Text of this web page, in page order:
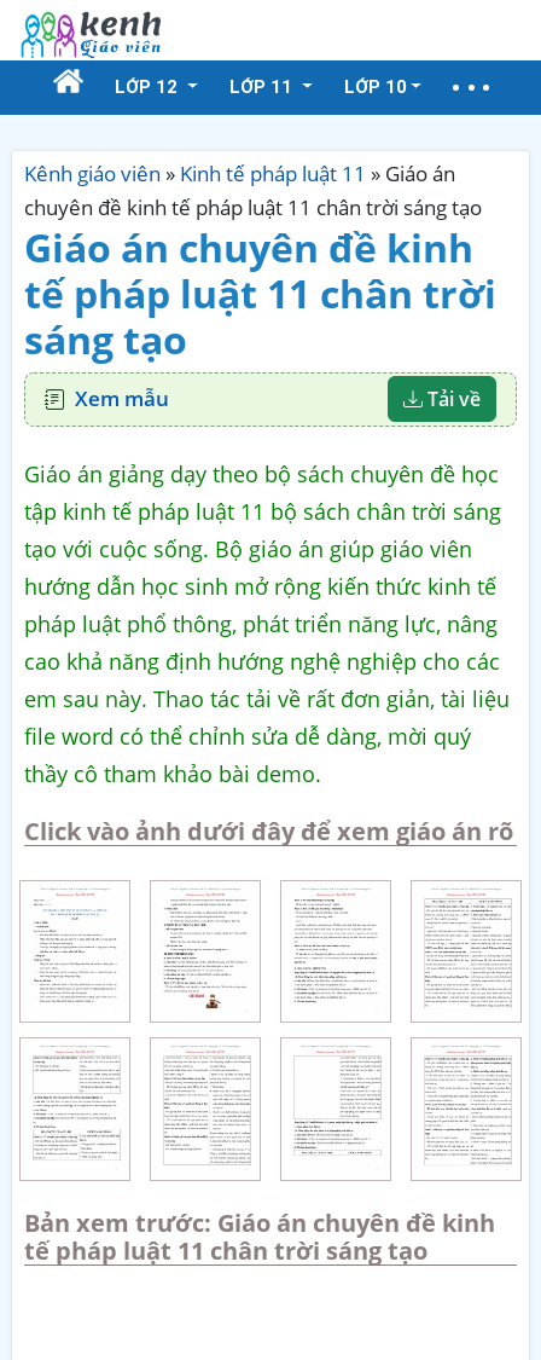
LỚP 12 LỚP 11 LỚP 10
Kênh giáo viên » Kinh tế pháp luật 11 » Giáo án
chuyên đề kinh tế pháp luật 11 chân trời sáng tạo
Giáo án chuyên đề kinh
tế pháp luật 11 chân trời
sáng tạo
Xem mẫu Tải về
Giáo án giảng dạy theo bộ sách chuyên đề học
tập kinh tế pháp luật 11 bộ sách chân trời sáng
tạo với cuộc sống. Bộ giáo án giúp giáo viên
hướng dẫn học sinh mở rộng kiến thức kinh tế
pháp luật phổ thông, phát triển năng lực, nâng
cao khả năng định hướng nghệ nghiệp cho các
em sau này. Thao tác tải về rất đơn giản, tài liệu
file word có thể chỉnh sửa dễ dàng, mời quý
thầy cô tham khảo bài demo.
Click vào ảnh dưới đây để xem giáo án rõ
Bản xem trước: Giáo án chuyên đề kinh
tế pháp luật 11 chân trời sáng tạo